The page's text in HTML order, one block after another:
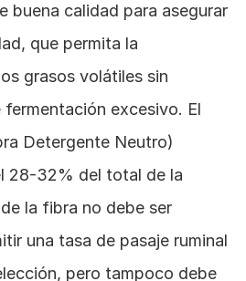
buena calidad para asegurar
que permita la
grasos volátiles sin
fermentación excesivo. El
Detergente Neutro)
28-32% del total de la
la fibra no debe ser
una tasa de pasaje ruminal
pero tampoco debe